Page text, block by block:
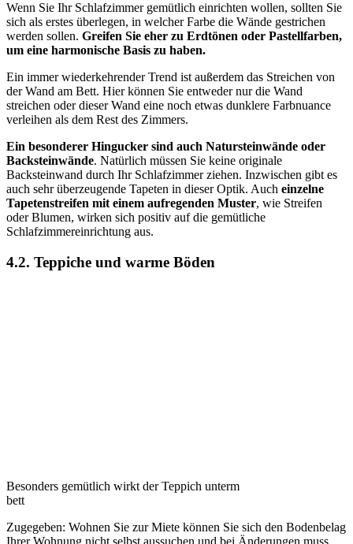
Wenn Sie Ihr Schlafzimmer gemütlich einrichten wollen, sollten Sie
sich als erstes überlegen, in welcher Farbe die Wände gestrichen
werden sollen. Greifen Sie eher zu Erdtönen oder Pastellfarben,
um eine harmonische Basis zu haben.
Ein immer wiederkehrender Trend ist außerdem das Streichen von
der Wand am Bett. Hier können Sie entweder nur die Wand
streichen oder dieser Wand eine noch etwas dunklere Farbnuance
verleihen als dem Rest des Zimmers.
Ein besonderer Hingucker sind auch Natursteinwände oder
Backsteinwände. Natürlich müssen Sie keine originale
Backsteinwand durch Ihr Schlafzimmer ziehen. Inzwischen gibt es
auch sehr überzeugende Tapeten in dieser Optik. Auch einzelne
Tapetenstreifen mit einem aufregenden Muster, wie Streifen
oder Blumen, wirken sich positiv auf die gemütliche
Schlafzimmereinrichtung aus.
4.2. Teppiche und warme Böden
Besonders gemütlich wirkt der Teppich unterm
bett
Zugegeben: Wohnen Sie zur Miete können Sie sich den Bodenbelag
Ihrer Wohnung nicht selbst aussuchen und bei Änderungen muss